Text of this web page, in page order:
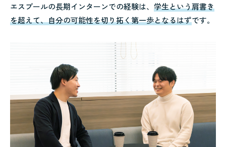
エスプールの長期インターンでの経験は、 学生という肩書き
を超えて、自分の可能性を切り拓く第一歩となるはずです。